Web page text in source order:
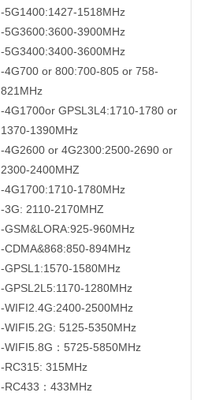
-5G1400:1427-1518MHz
-5G3600:3600-3900MHz
-5G3400:3400-3600MHz
-4G700 or 800:700-805 or 758-
821MHz
-4G1700or GPSL3L4:1710-1780 or
1370-1390MHz
-4G2600 or 4G2300:2500-2690 or
2300-2400MHZ
-4G1700:1710-1780MHz
-3G: 2110-2170MHZ
-GSM&LORA:925-960MHz
-CDMA&868:850-894MHz
-GPSL1:1570-1580MHz
-GPSL2L5:1170-1280MHz
-WIFI2.4G:2400-2500MHz
-WIFI5.2G: 5125-5350MHz
-WIFI5.8G：5725-5850MHz
-RC315: 315MHz
-RC433：433MHz